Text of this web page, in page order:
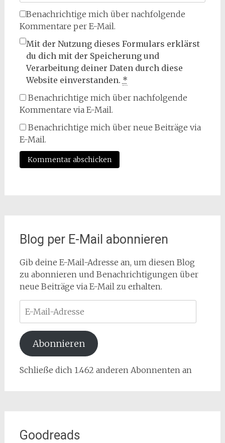
Benachrichtige mich über nachfolgende
Kommentare per E-Mail.
Mit der Nutzung dieses Formulars erklärst
du dich mit der Speicherung und
Verarbeitung deiner Daten durch diese
Website einverstanden. *
Benachrichtige mich über nachfolgende
Kommentare via E-Mail.
Benachrichtige mich über neue Beiträge via
E-Mail.
Blog per E-Mail abonnieren
Gib deine E-Mail-Adresse an, um diesen Blog
zu abonnieren und Benachrichtigungen über
neue Beiträge via E-Mail zu erhalten.
Mail-
Adresse
Abonnieren
Schließe dich 1.462 anderen Abonnenten an
Goodreads